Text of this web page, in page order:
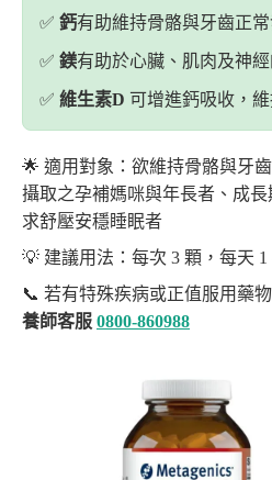
✅️ 鈣有助維持骨骼與牙齒正
✅️ 鎂有助於心臟、肌肉及神
✅️ 維生素D 可增進鈣吸收，
🌟 適用對象：欲維持骨骼與牙
攝取之孕補媽咪與年長者、成
求舒壓安穩睡眠者
💡 建議用法：每次 3 顆，每天
📞 若有特殊疾病或正值服用藥
養師客服 0800-860988